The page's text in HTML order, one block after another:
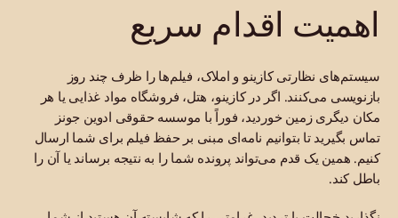
اهمیت اقدام سریع
سیستم‌های نظارتی کازینو و املاک، فیلم‌ها را ظرف چند روز
بازنویسی می‌کنند. اگر در کازینو، هتل، فروشگاه مواد غذایی یا هر
مکان دیگری زمین خوردید، فوراً با موسسه حقوقی ادوین جونز
تماس بگیرید تا بتوانیم نامه‌ای مبنی بر حفظ فیلم برای شما ارسال
کنیم. همین یک قدم می‌تواند پرونده شما را به نتیجه برساند یا آن را
باطل کند.